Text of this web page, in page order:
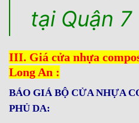
tại Quận 7
III. Giá cửa nhựa
Long An :
BÁO GIÁ BỘ CỬA NHỰA
PHỦ DA: